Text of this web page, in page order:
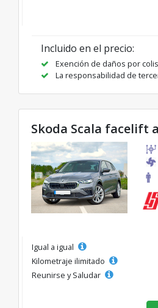
Incluido en el precio:
Exención de daños por
La responsabilidad de
Skoda Scala facelift
Igual a igual
Kilometraje ilimitado
Reunirse y Saludar